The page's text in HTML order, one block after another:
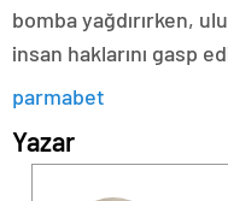
bomba yağdırırken,
insan haklarını gasp
parmabet
Yazar